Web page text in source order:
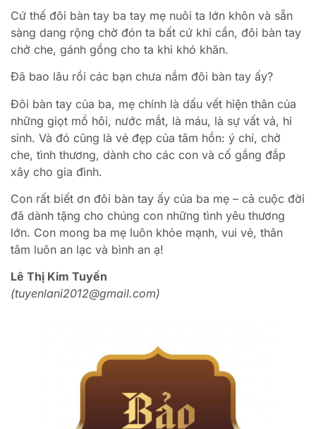
Cứ thế đôi bàn tay ba tay mẹ nuôi ta lớn khôn và sẵn
sàng dang rộng chờ đón ta bất cứ khi cần, đôi bàn tay
chở che, gánh gồng cho ta khi khó khăn.
Đã bao lâu rồi các bạn chưa nắm đôi bàn tay ấy?
Đôi bàn tay của ba, mẹ chính là dấu vết hiện thân của
những giọt mồ hôi, nước mắt, là máu, là sự vất vả, hi
sinh. Và đó cũng là vẻ đẹp của tâm hồn: ý chí, chở
che, tình thương, dành cho các con và cố gắng đắp
xây cho gia đình.
Con rất biết ơn đôi bàn tay ấy của ba mẹ – cả cuộc đời
đã dành tặng cho chúng con những tình yêu thương
lớn. Con mong ba mẹ luôn khỏe mạnh, vui vẻ, thân
tâm luôn an lạc và bình an ạ!
Lê Thị Kim Tuyến
(tuyenlani2012@gmail.com)